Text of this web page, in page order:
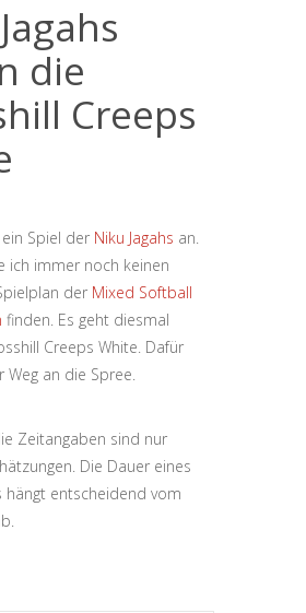
die
Creeps
Spiel der Niku Jagahs an.
ich immer noch keinen
der Mixed Softball
finden. Es geht diesmal
Creeps White. Dafür
Weg an die Spree.
Zeitangaben sind nur
Die Dauer eines
hängt entscheidend vom